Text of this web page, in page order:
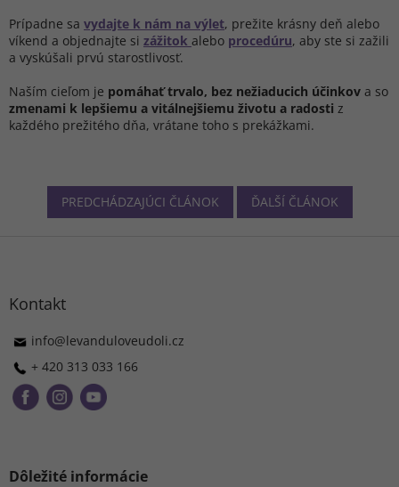
Prípadne sa vydajte k nám na výlet, prežite krásny deň alebo
víkend a objednajte si zážitok alebo procedúru, aby ste si zažili
a vyskúšali prvú starostlivosť.
Naším cieľom je pomáhať trvalo, bez nežiaducich účinkov a so
zmenami k lepšiemu a vitálnejšiemu životu a radosti z
každého prežitého dňa, vrátane toho s prekážkami.
PREDCHÁDZAJÚCI ČLÁNOK ĎALŠÍ ČLÁNOK
Kontakt
info@levanduloveudoli.cz
+ 420 313 033 166
Dôležité informácie